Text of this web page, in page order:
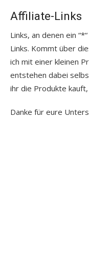
Affiliate-Links
Links, an denen ein
Links. Kommt über
ich mit einer kleinen
entstehen dabei
ihr die Produkte
Danke für eure